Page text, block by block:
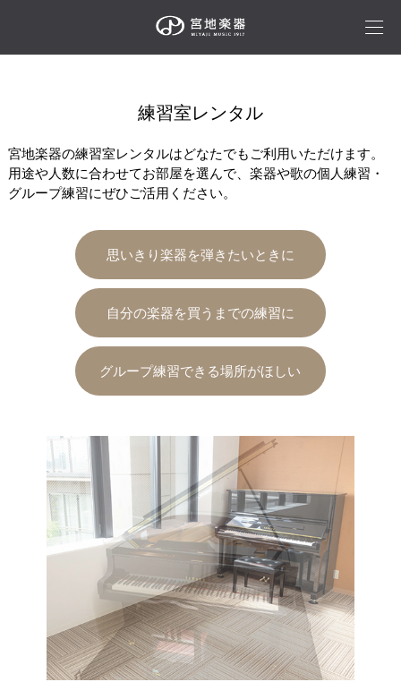
練習室レンタル
宮地楽器の練習室レンタルはどなたでもご利用いただけます。
用途や人数に合わせてお部屋を選んで、楽器や歌の個人練習・
グループ練習にぜひご活用ください。
思いきり楽器を弾きたいときに
自分の楽器を買うまでの練習に
グループ練習できる場所がほしい